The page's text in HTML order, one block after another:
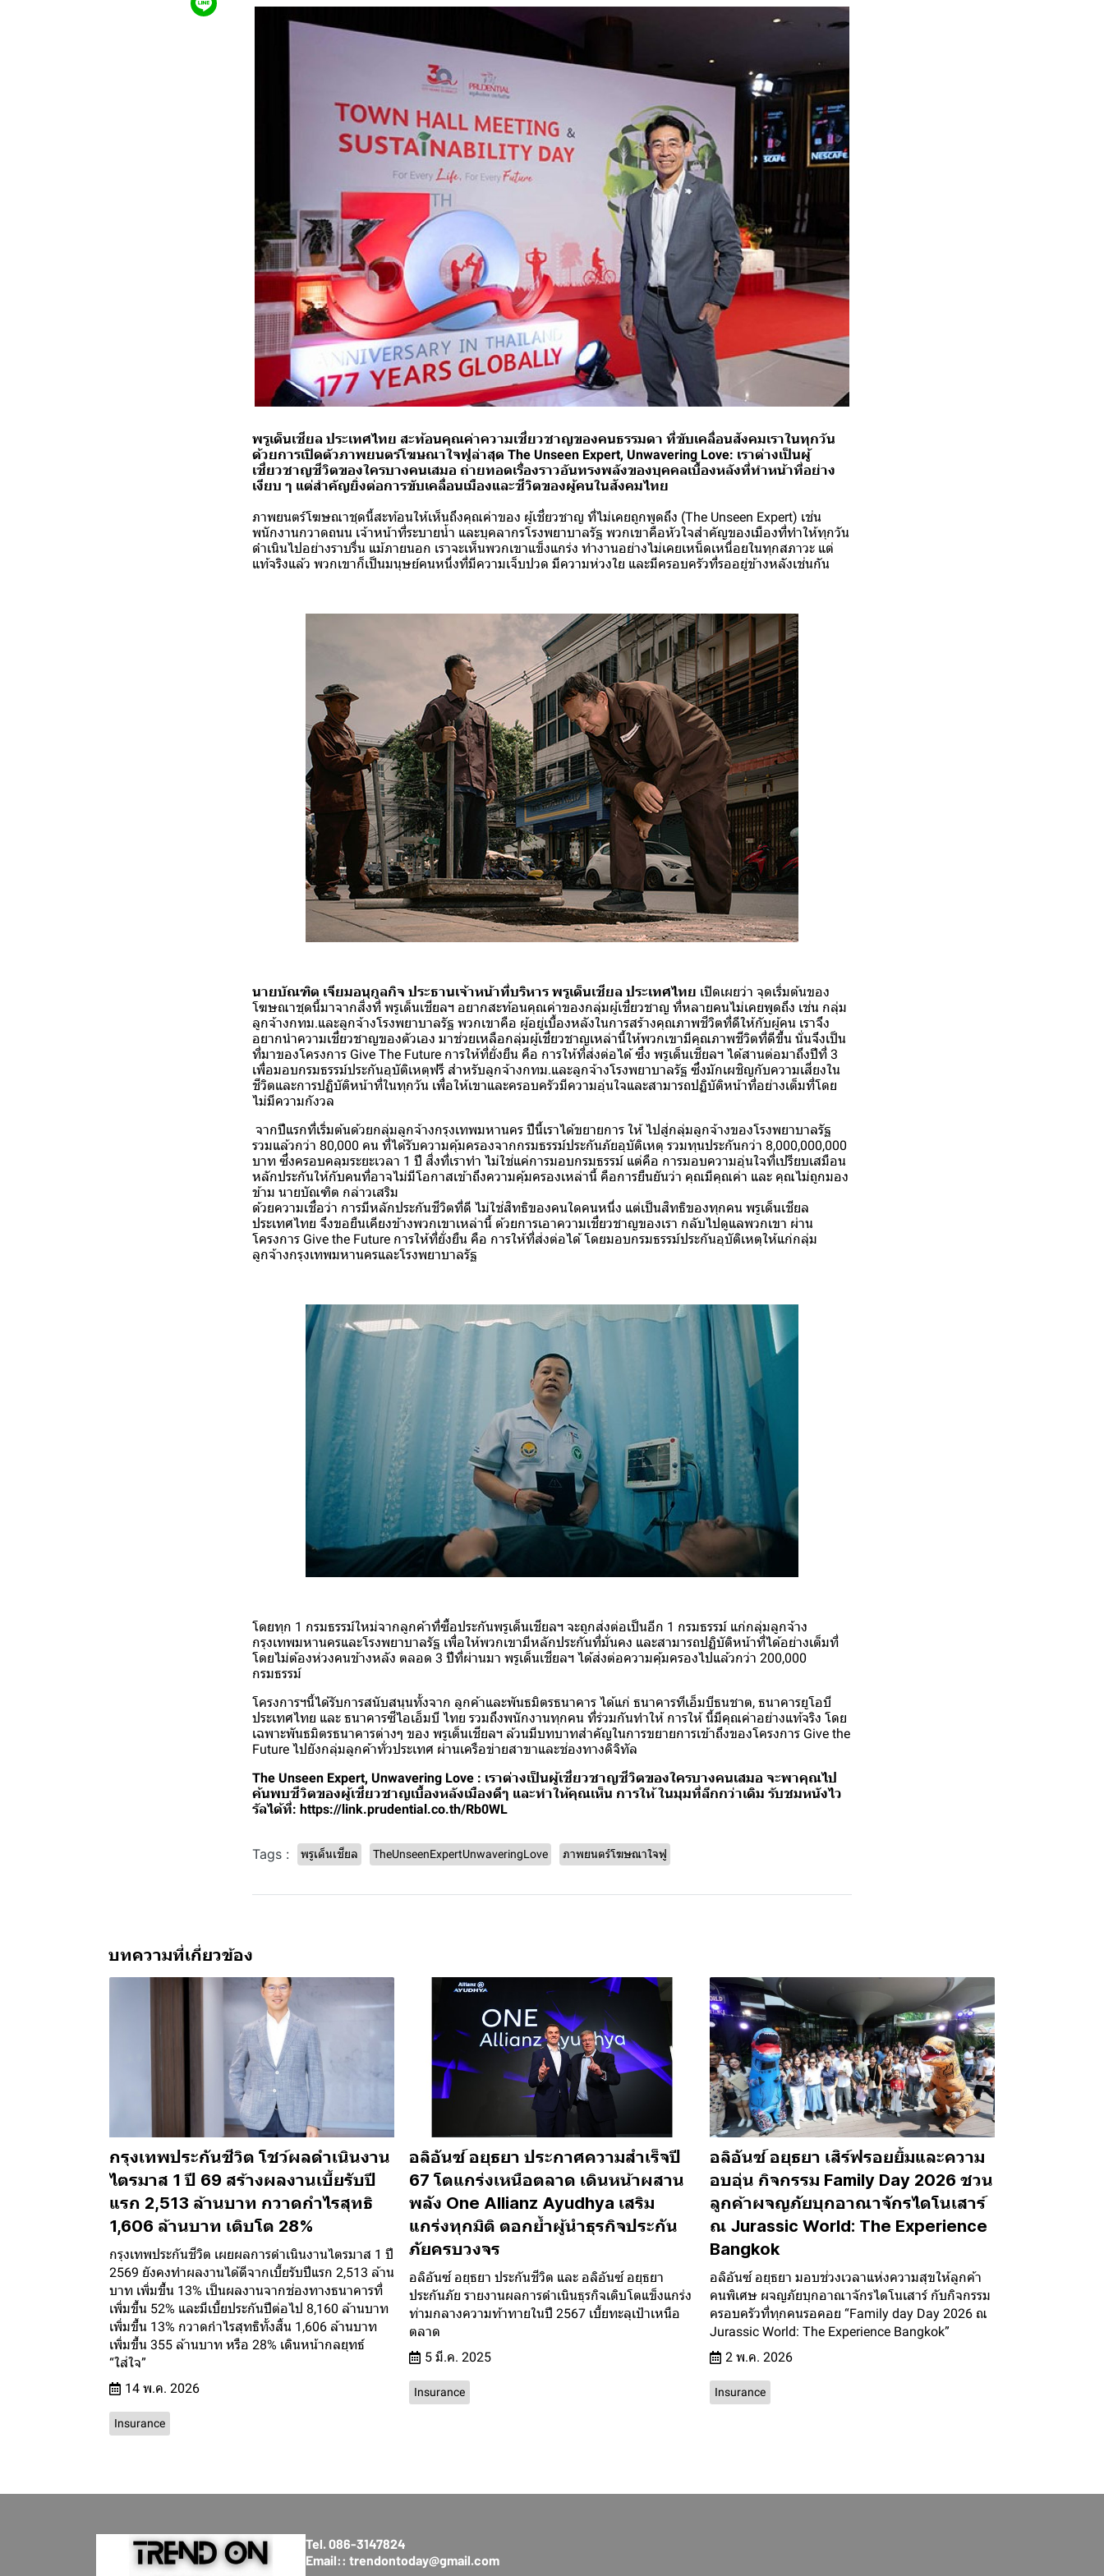
พรูเด็นเชียล ประเทศไทย สะท้อนคุณค่าความเชี่ยวชาญของคนธรรมดา ที่ขับเคลื่อนสังคมเราในทุกวัน
ด้วยการเปิดตัวภาพยนตร์โฆษณาใจฟูล่าสุด The Unseen Expert, Unwavering Love: เราต่างเป็นผู้
เชี่ยวชาญชีวิตของใครบางคนเสมอ ถ่ายทอดเรื่องราวอันทรงพลังของบุคคลเบื้องหลังที่ทำหน้าที่อย่าง
เงียบ ๆ แต่สำคัญยิ่งต่อการขับเคลื่อนเมืองและชีวิตของผู้คนในสังคมไทย
ภาพยนตร์โฆษณาชุดนี้สะท้อนให้เห็นถึงคุณค่าของ ผู้เชี่ยวชาญ ที่ไม่เคยถูกพูดถึง (The Unseen Expert) เช่น
พนักงานกวาดถนน เจ้าหน้าที่ระบายน้ำ และบุคลากรโรงพยาบาลรัฐ พวกเขาคือหัวใจสำคัญของเมืองที่ทำให้ทุกวัน
ดำเนินไปอย่างราบรื่น แม้ภายนอก เราจะเห็นพวกเขาแข็งแกร่ง ทำงานอย่างไม่เคยเหน็ดเหนื่อยในทุกสภาวะ แต่
แท้จริงแล้ว พวกเขาก็เป็นมนุษย์คนหนึ่งที่มีความเจ็บปวด มีความห่วงใย และมีครอบครัวที่รออยู่ข้างหลังเช่นกัน
นายบัณฑิต เจียมอนุกูลกิจ ประธานเจ้าหน้าที่บริหาร พรูเด็นเชียล ประเทศไทย เปิดเผยว่า จุดเริ่มต้นของ
โฆษณาชุดนี้มาจากสิ่งที่ พรูเด็นเชียลฯ อยากสะท้อนคุณค่าของกลุ่มผู้เชี่ยวชาญ ที่หลายคนไม่เคยพูดถึง เช่น กลุ่ม
ลูกจ้างกทม.และลูกจ้างโรงพยาบาลรัฐ พวกเขาคือ ผู้อยู่เบื้องหลังในการสร้างคุณภาพชีวิตที่ดีให้กับผู้คน เราจึง
อยากนำความเชี่ยวชาญของตัวเอง มาช่วยเหลือกลุ่มผู้เชี่ยวชาญเหล่านี้ให้พวกเขามีคุณภาพชีวิตที่ดีขึ้น นั่นจึงเป็น
ที่มาของโครงการ Give The Future การให้ที่ยั่งยืน คือ การให้ที่ส่งต่อได้ ซึ่ง พรูเด็นเชียลฯ ได้สานต่อมาถึงปีที่ 3
เพื่อมอบกรมธรรม์ประกันอุบัติเหตุฟรี สำหรับลูกจ้างกทม.และลูกจ้างโรงพยาบาลรัฐ ซึ่งมักเผชิญกับความเสี่ยงใน
ชีวิตและการปฏิบัติหน้าที่ในทุกวัน เพื่อให้เขาและครอบครัวมีความอุ่นใจและสามารถปฏิบัติหน้าที่อย่างเต็มที่โดย
ไม่มีความกังวล
จากปีแรกที่เริ่มต้นด้วยกลุ่มลูกจ้างกรุงเทพมหานคร ปีนี้เราได้ขยายการ ให้ ไปสู่กลุ่มลูกจ้างของโรงพยาบาลรัฐ
รวมแล้วกว่า 80,000 คน ที่ได้รับความคุ้มครองจากกรมธรรม์ประกันภัยอุบัติเหตุ รวมทุนประกันกว่า 8,000,000,000
บาท ซึ่งครอบคลุมระยะเวลา 1 ปี สิ่งที่เราทำ ไม่ใช่แค่การมอบกรมธรรม์ แต่คือ การมอบความอุ่นใจที่เปรียบเสมือน
หลักประกันให้กับคนที่อาจไม่มีโอกาสเข้าถึงความคุ้มครองเหล่านี้ คือการยืนยันว่า คุณมีคุณค่า และ คุณไม่ถูกมอง
ข้าม นายบัณฑิต กล่าวเสริม
ด้วยความเชื่อว่า การมีหลักประกันชีวิตที่ดี ไม่ใช่สิทธิของคนใดคนหนึ่ง แต่เป็นสิทธิของทุกคน พรูเด็นเชียล
ประเทศไทย จึงขอยืนเคียงข้างพวกเขาเหล่านี้ ด้วยการเอาความเชี่ยวชาญของเรา กลับไปดูแลพวกเขา ผ่าน
โครงการ Give the Future การให้ที่ยั่งยืน คือ การให้ที่ส่งต่อได้ โดยมอบกรมธรรม์ประกันอุบัติเหตุให้แก่กลุ่ม
ลูกจ้างกรุงเทพมหานครและโรงพยาบาลรัฐ
โดยทุก 1 กรมธรรม์ใหม่จากลูกค้าที่ซื้อประกันพรูเด็นเชียลฯ จะถูกส่งต่อเป็นอีก 1 กรมธรรม์ แก่กลุ่มลูกจ้าง
กรุงเทพมหานครและโรงพยาบาลรัฐ เพื่อให้พวกเขามีหลักประกันที่มั่นคง และสามารถปฏิบัติหน้าที่ได้อย่างเต็มที่
โดยไม่ต้องห่วงคนข้างหลัง ตลอด 3 ปีที่ผ่านมา พรูเด็นเชียลฯ ได้ส่งต่อความคุ้มครองไปแล้วกว่า 200,000
กรมธรรม์
โครงการฯนี้ได้รับการสนับสนุนทั้งจาก ลูกค้าและพันธมิตรธนาคาร ได้แก่ ธนาคารทีเอ็มบีธนชาต, ธนาคารยูโอบี
ประเทศไทย และ ธนาคารซีไอเอ็มบี ไทย รวมถึงพนักงานทุกคน ที่ร่วมกันทำให้ การให้ นี้มีคุณค่าอย่างแท้จริง โดย
เฉพาะพันธมิตรธนาคารต่างๆ ของ พรูเด็นเชียลฯ ล้วนมีบทบาทสำคัญในการขยายการเข้าถึงของโครงการ Give the
Future ไปยังกลุ่มลูกค้าทั่วประเทศ ผ่านเครือข่ายสาขาและช่องทางดิจิทัล
The Unseen Expert, Unwavering Love : เราต่างเป็นผู้เชี่ยวชาญชีวิตของใครบางคนเสมอ จะพาคุณไป
ค้นพบชีวิตของผู้เชี่ยวชาญเบื้องหลังเมืองดีๆ และทำให้คุณเห็น การให้ ในมุมที่ลึกกว่าเดิม รับชมหนังไว
รัลได้ที่: https://link.prudential.co.th/Rb0WL
Tags : พรูเด็นเชียล TheUnseenExpertUnwaveringLove ภาพยนตร์โฆษณาใจฟู
บทความที่เกี่ยวข้อง
กรุงเทพประกันชีวิต โชว์ผลดำเนินงาน
ไตรมาส 1 ปี 69 สร้างผลงานเบี้ยรับปี
แรก 2,513 ล้านบาท กวาดกำไรสุทธิ
1,606 ล้านบาท เติบโต 28%
กรุงเทพประกันชีวิต เผยผลการดำเนินงานไตรมาส 1 ปี
2569 ยังคงทำผลงานได้ดีจากเบี้ยรับปีแรก 2,513 ล้าน
บาท เพิ่มขึ้น 13% เป็นผลงานจากช่องทางธนาคารที่
เพิ่มขึ้น 52% และมีเบี้ยประกันปีต่อไป 8,160 ล้านบาท
เพิ่มขึ้น 13% กวาดกำไรสุทธิทั้งสิ้น 1,606 ล้านบาท
เพิ่มขึ้น 355 ล้านบาท หรือ 28% เดินหน้ากลยุทธ์
“ใส่ใจ”
14 พ.ค. 2026
Insurance
อลิอันซ์ อยุธยา ประกาศความสำเร็จปี
67 โตแกร่งเหนือตลาด เดินหน้าผสาน
พลัง One Allianz Ayudhya เสริม
แกร่งทุกมิติ ตอกย้ำผู้นำธุรกิจประกัน
ภัยครบวงจร
อลิอันซ์ อยุธยา ประกันชีวิต และ อลิอันซ์ อยุธยา
ประกันภัย รายงานผลการดำเนินธุรกิจเติบโตแข็งแกร่ง
ท่ามกลางความท้าทายในปี 2567 เบี้ยทะลุเป้าเหนือ
ตลาด
5 มี.ค. 2025
Insurance
อลิอันซ์ อยุธยา เสิร์ฟรอยยิ้มและความ
อบอุ่น กิจกรรม Family Day 2026 ชวน
ลูกค้าผจญภัยบุกอาณาจักรไดโนเสาร์
ณ Jurassic World: The Experience
Bangkok
อลิอันซ์ อยุธยา มอบช่วงเวลาแห่งความสุขให้ลูกค้า
คนพิเศษ ผจญภัยบุกอาณาจักรไดโนเสาร์ กับกิจกรรม
ครอบครัวที่ทุกคนรอคอย “Family day Day 2026 ณ
Jurassic World: The Experience Bangkok”
2 พ.ค. 2026
Insurance
Tel. 086-3147824
Email:: trendontoday@gmail.com